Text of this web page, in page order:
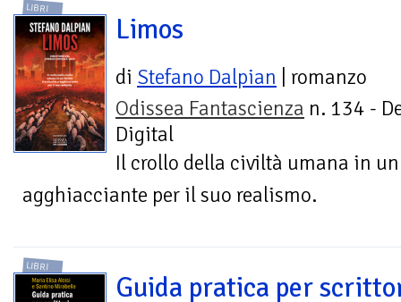
LIBRI
Limos
di Stefano Dalpian | romanzo
Odissea Fantascienza n. 134 -
Digital
Il crollo della civiltà umana in
agghiacciante per il suo realismo.
LIBRI
Guida pratica per